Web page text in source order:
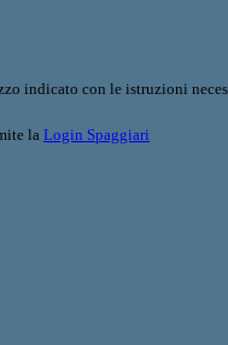
indicato con le istruzioni
la Login Spaggiari